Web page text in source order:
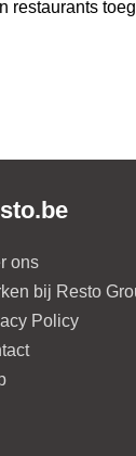
restaurants
ons
bij Resto
Policy